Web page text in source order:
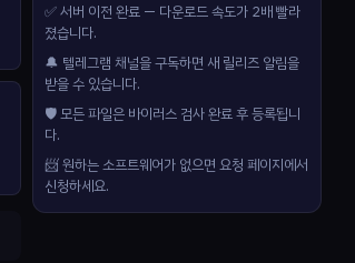
✅ 서버 이전 완료 — 다운로드 속도가 2배 빨라
졌습니다.
🔔 텔레그램 채널을 구독하면 새 릴리즈 알림을
받을 수 있습니다.
🛡️ 모든 파일은 바이러스 검사 완료 후 등록됩니
다.
📨 원하는 소프트웨어가 없으면 요청 페이지에서
신청하세요.